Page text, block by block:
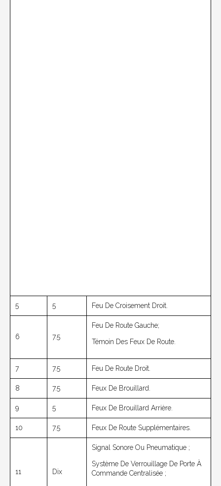
5 5 Feu De Croisement Droit.
6 7.5
Feu De Route Gauche;
Témoin Des Feux De Route.
7 7.5 Feu De Route Droit.
8 7.5 Feux De Brouillard.
9 5 Feux De Brouillard Arrière.
10 7.5 Feux De Route Supplémentaires.
11 Dix
Signal Sonore Ou Pneumatique ;
Système De Verrouillage De Porte À
Commande Centralisée ;